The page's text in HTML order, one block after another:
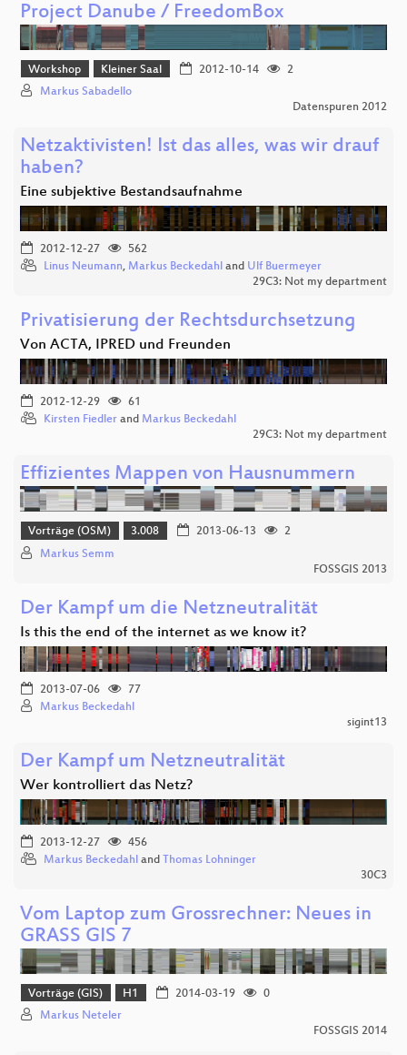
Project Danube / FreedomBox
Workshop Kleiner Saal 2012-10-14
2
Markus Sabadello
Datenspuren 2012
Netzaktivisten! Ist das alles, was wir drauf
haben?
Eine subjektive Bestandsaufnahme
2012-12-27
562
Linus Neumann, Markus Beckedahl and Ulf Buermeyer
29C3: Not my department
Privatisierung der Rechtsdurchsetzung
Von ACTA, IPRED und Freunden
2012-12-29
61
Kirsten Fiedler and Markus Beckedahl
29C3: Not my department
Effizientes Mappen von Hausnummern
Vorträge (OSM) 3.008 2013-06-13
2
Markus Semm
FOSSGIS 2013
Der Kampf um die Netzneutralität
Is this the end of the internet as we know it?
2013-07-06
77
Markus Beckedahl
sigint13
Der Kampf um Netzneutralität
Wer kontrolliert das Netz?
2013-12-27
456
Markus Beckedahl and Thomas Lohninger
30C3
Vom Laptop zum Grossrechner: Neues in
GRASS GIS 7
Vorträge (GIS) H1 2014-03-19
0
Markus Neteler
FOSSGIS 2014